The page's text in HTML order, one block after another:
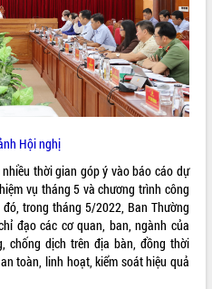
Hội nghị
thời gian góp ý vào báo cáo dự
vụ tháng 5 và chương trình công
trong tháng 5/2022, Ban Thường
đạo các cơ quan, ban, ngành của
chống dịch trên địa bàn, đồng thời
toàn, linh hoạt, kiểm soát hiệu quả